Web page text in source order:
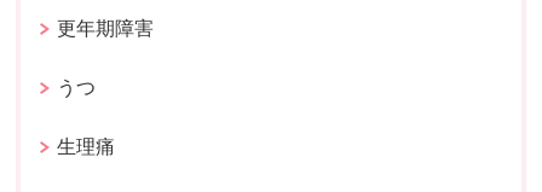
更年期障害
うつ
生理痛